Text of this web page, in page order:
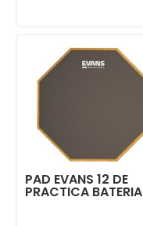
PAD EVANS 12 DE
PRACTICA BATERIA